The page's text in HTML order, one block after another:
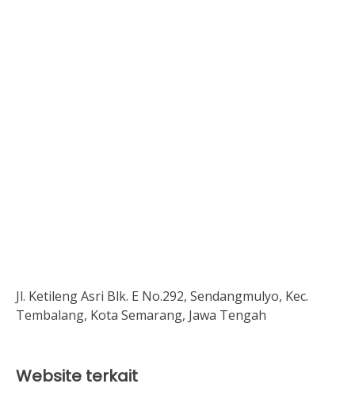
Jl. Ketileng Asri Blk. E No.292, Sendangmulyo, Kec.
Tembalang, Kota Semarang, Jawa Tengah
Website terkait